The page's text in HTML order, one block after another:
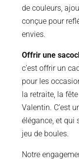
de couleurs,
conçue pour
envies.
Offrir une
c’est offrir un
pour les
la retraite, la
Valentin. C’est
élégance, et qui
jeu de boules.
Notre